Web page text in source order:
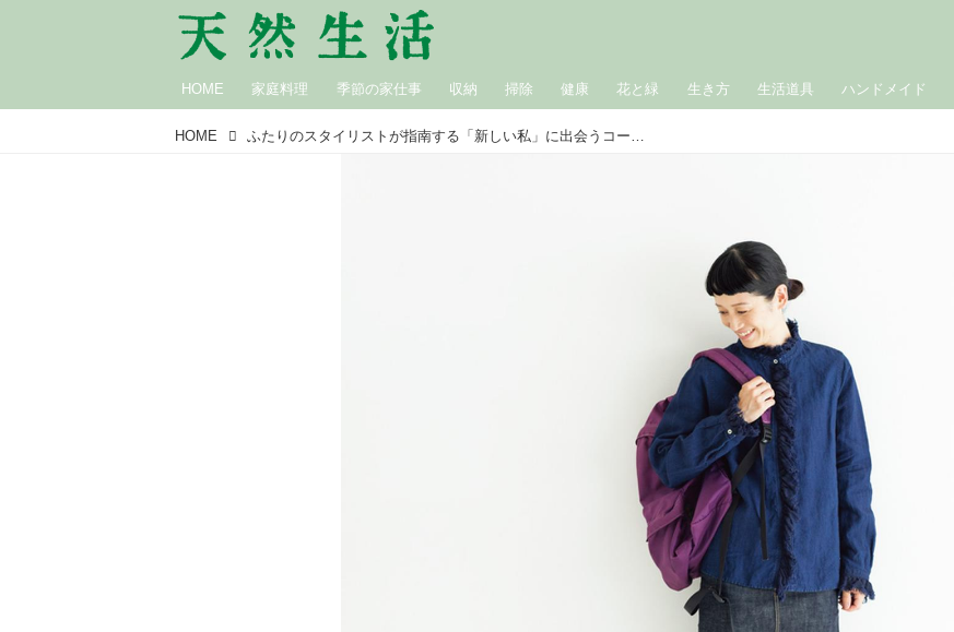
HOME 家庭料理 季節の家仕事 収納 掃除 健康 花と緑 生き方 生活道具 ハンドメイド
HOME ふたりのスタイリストが指南する「新しい私」に出会うコーディネート探し／鰤岡和子さん（菓子職人）◇2日目～3日目